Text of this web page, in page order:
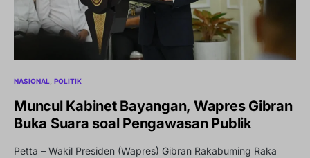
NASIONAL POLITIK
Muncul Kabinet Bayangan, Wapres Gibran
Buka Suara soal Pengawasan Publik
Petta – Wakil Presiden (Wapres) Gibran Rakabuming Raka